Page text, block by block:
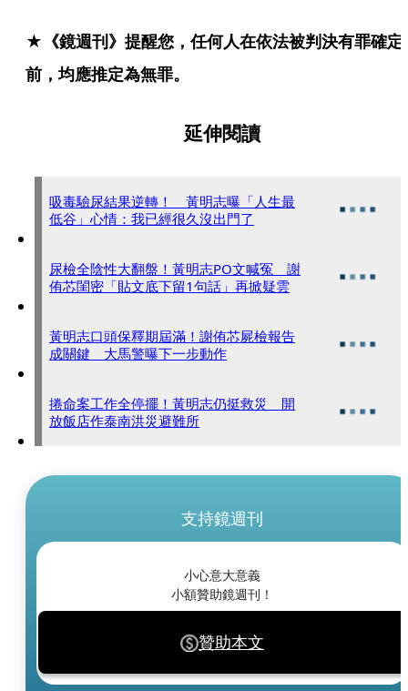
★《鏡週刊》提醒您，任何人在依法被判決有罪確定
前，均應推定為無罪。
延伸閱讀
吸毒驗尿結果逆轉！ 黃明志曝「人生最
低谷」心情：我已經很久沒出門了
尿檢全陰性大翻盤！黃明志PO文喊冤 謝
侑芯閨密「貼文底下留1句話」再掀疑雲
黃明志口頭保釋期屆滿！謝侑芯屍檢報告
成關鍵 大馬警曝下一步動作
捲命案工作全停擺！黃明志仍挺救災 開
放飯店作泰南洪災避難所
支持鏡週刊
小心意大意義
小額贊助鏡週刊！
贊助本文